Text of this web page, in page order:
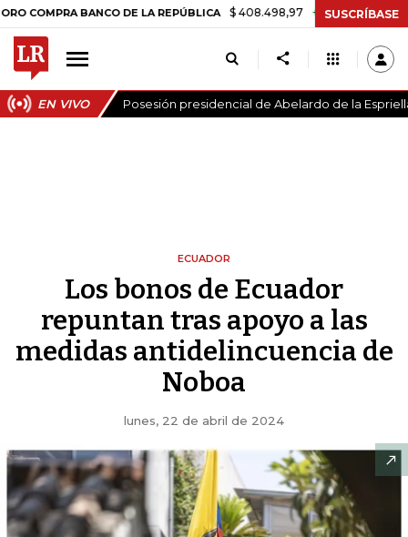
BANCO DE LA REPÚBLICA $ 408.498,97 +$ 8.753,81 +2,19%
SUSCRÍBASE
EN VIVO Posesión presidencial de Abelardo de la
ECUADOR
Los bonos de Ecuador
repuntan tras apoyo a las
medidas antidelincuencia de
Noboa
lunes, 22 de abril de 2024